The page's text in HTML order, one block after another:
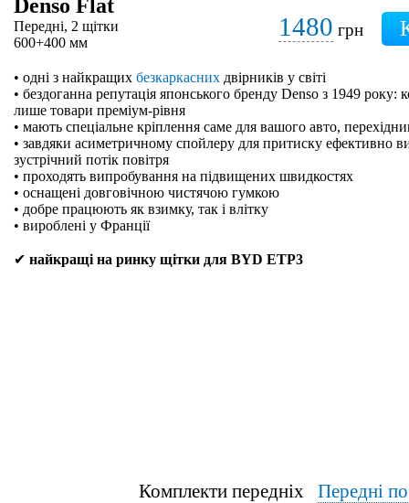
Denso Flat
Передні, 2 щітки
600+400 мм
1480 грн
• одні з найкращих безкаркасних двірників у світі
• бездоганна репутація японського бренду Denso з 1949 року:
лише товари преміум-рівня
• мають спеціальне кріплення саме для вашого авто,
• завдяки асиметричному спойлеру для притиску ефективно
зустрічний потік повітря
• проходять випробування на підвищених швидкостях
• оснащені довговічною чистячою гумкою
• добре працюють як взимку, так і влітку
• вироблені у Франції
✔ найкращі на ринку щітки для BYD ETP3
Комплекти передніх Передні